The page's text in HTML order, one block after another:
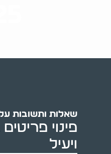
שאלות ותשובות
פינוי
ויעיל